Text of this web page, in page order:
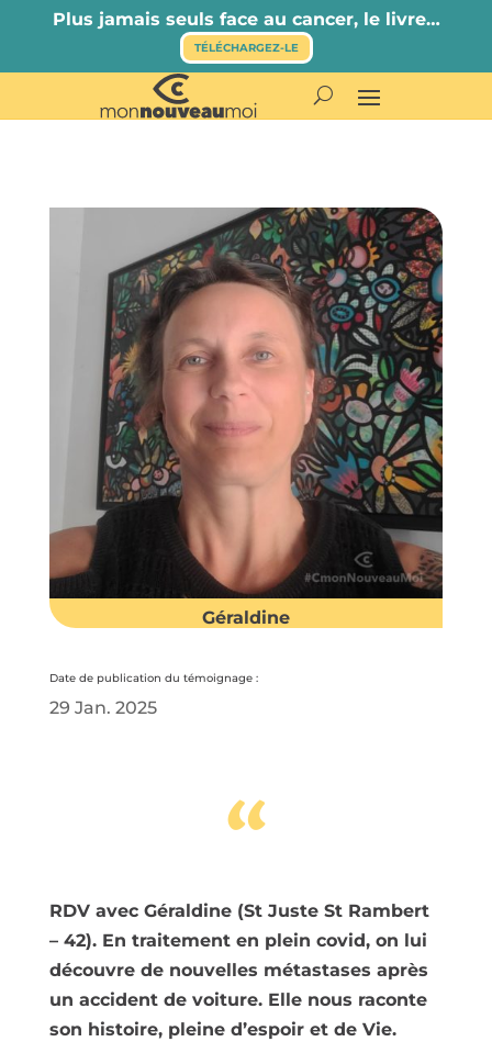
Plus jamais seuls face au cancer, le livre…
TÉLÉCHARGEZ-LE
Géraldine
Date de publication du témoignage :
29 Jan. 2025
“
RDV avec Géraldine (St Juste St Rambert
– 42). En traitement en plein covid, on lui
découvre de nouvelles métastases après
un accident de voiture. Elle nous raconte
son histoire, pleine d’espoir et de Vie.